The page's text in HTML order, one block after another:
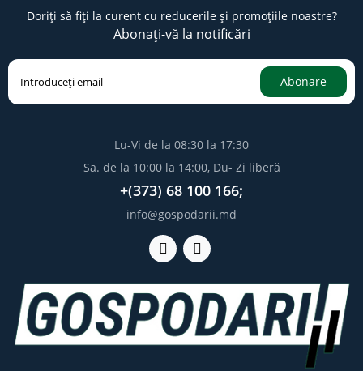
Doriți să fiți la curent cu reducerile și promoțiile noastre?
Abonați-vă la notificări
Abonare
Lu-Vi de la 08:30 la 17:30
Sa. de la 10:00 la 14:00, Du- Zi liberă
+(373) 68 100 166;
info@gospodarii.md